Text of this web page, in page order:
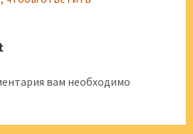
вам необходимо